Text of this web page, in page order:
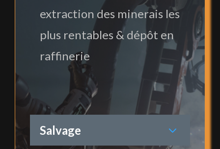
extraction des minerais les
plus rentables & dépôt en
raffinerie
Salvage